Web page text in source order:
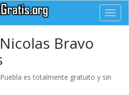
Bravo
es totalmente gratuito y sin